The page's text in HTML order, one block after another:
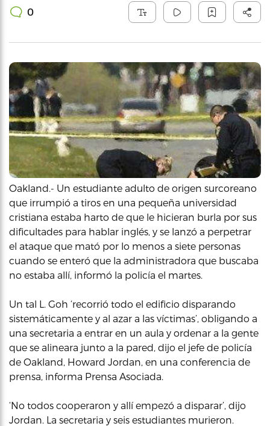
0
Oakland.- Un estudiante adulto de origen surcoreano
que irrumpió a tiros en una pequeña universidad
cristiana estaba harto de que le hicieran burla por sus
dificultades para hablar inglés, y se lanzó a perpetrar
el ataque que mató por lo menos a siete personas
cuando se enteró que la administradora que buscaba
no estaba allí, informó la policía el martes.
Un tal L. Goh ‘recorrió todo el edificio disparando
sistemáticamente y al azar a las víctimas’, obligando a
una secretaria a entrar en un aula y ordenar a la gente
que se alineara junto a la pared, dijo el jefe de policía
de Oakland, Howard Jordan, en una conferencia de
prensa, informa Prensa Asociada.
‘No todos cooperaron y allí empezó a disparar’, dijo
Jordan. La secretaria y seis estudiantes murieron.